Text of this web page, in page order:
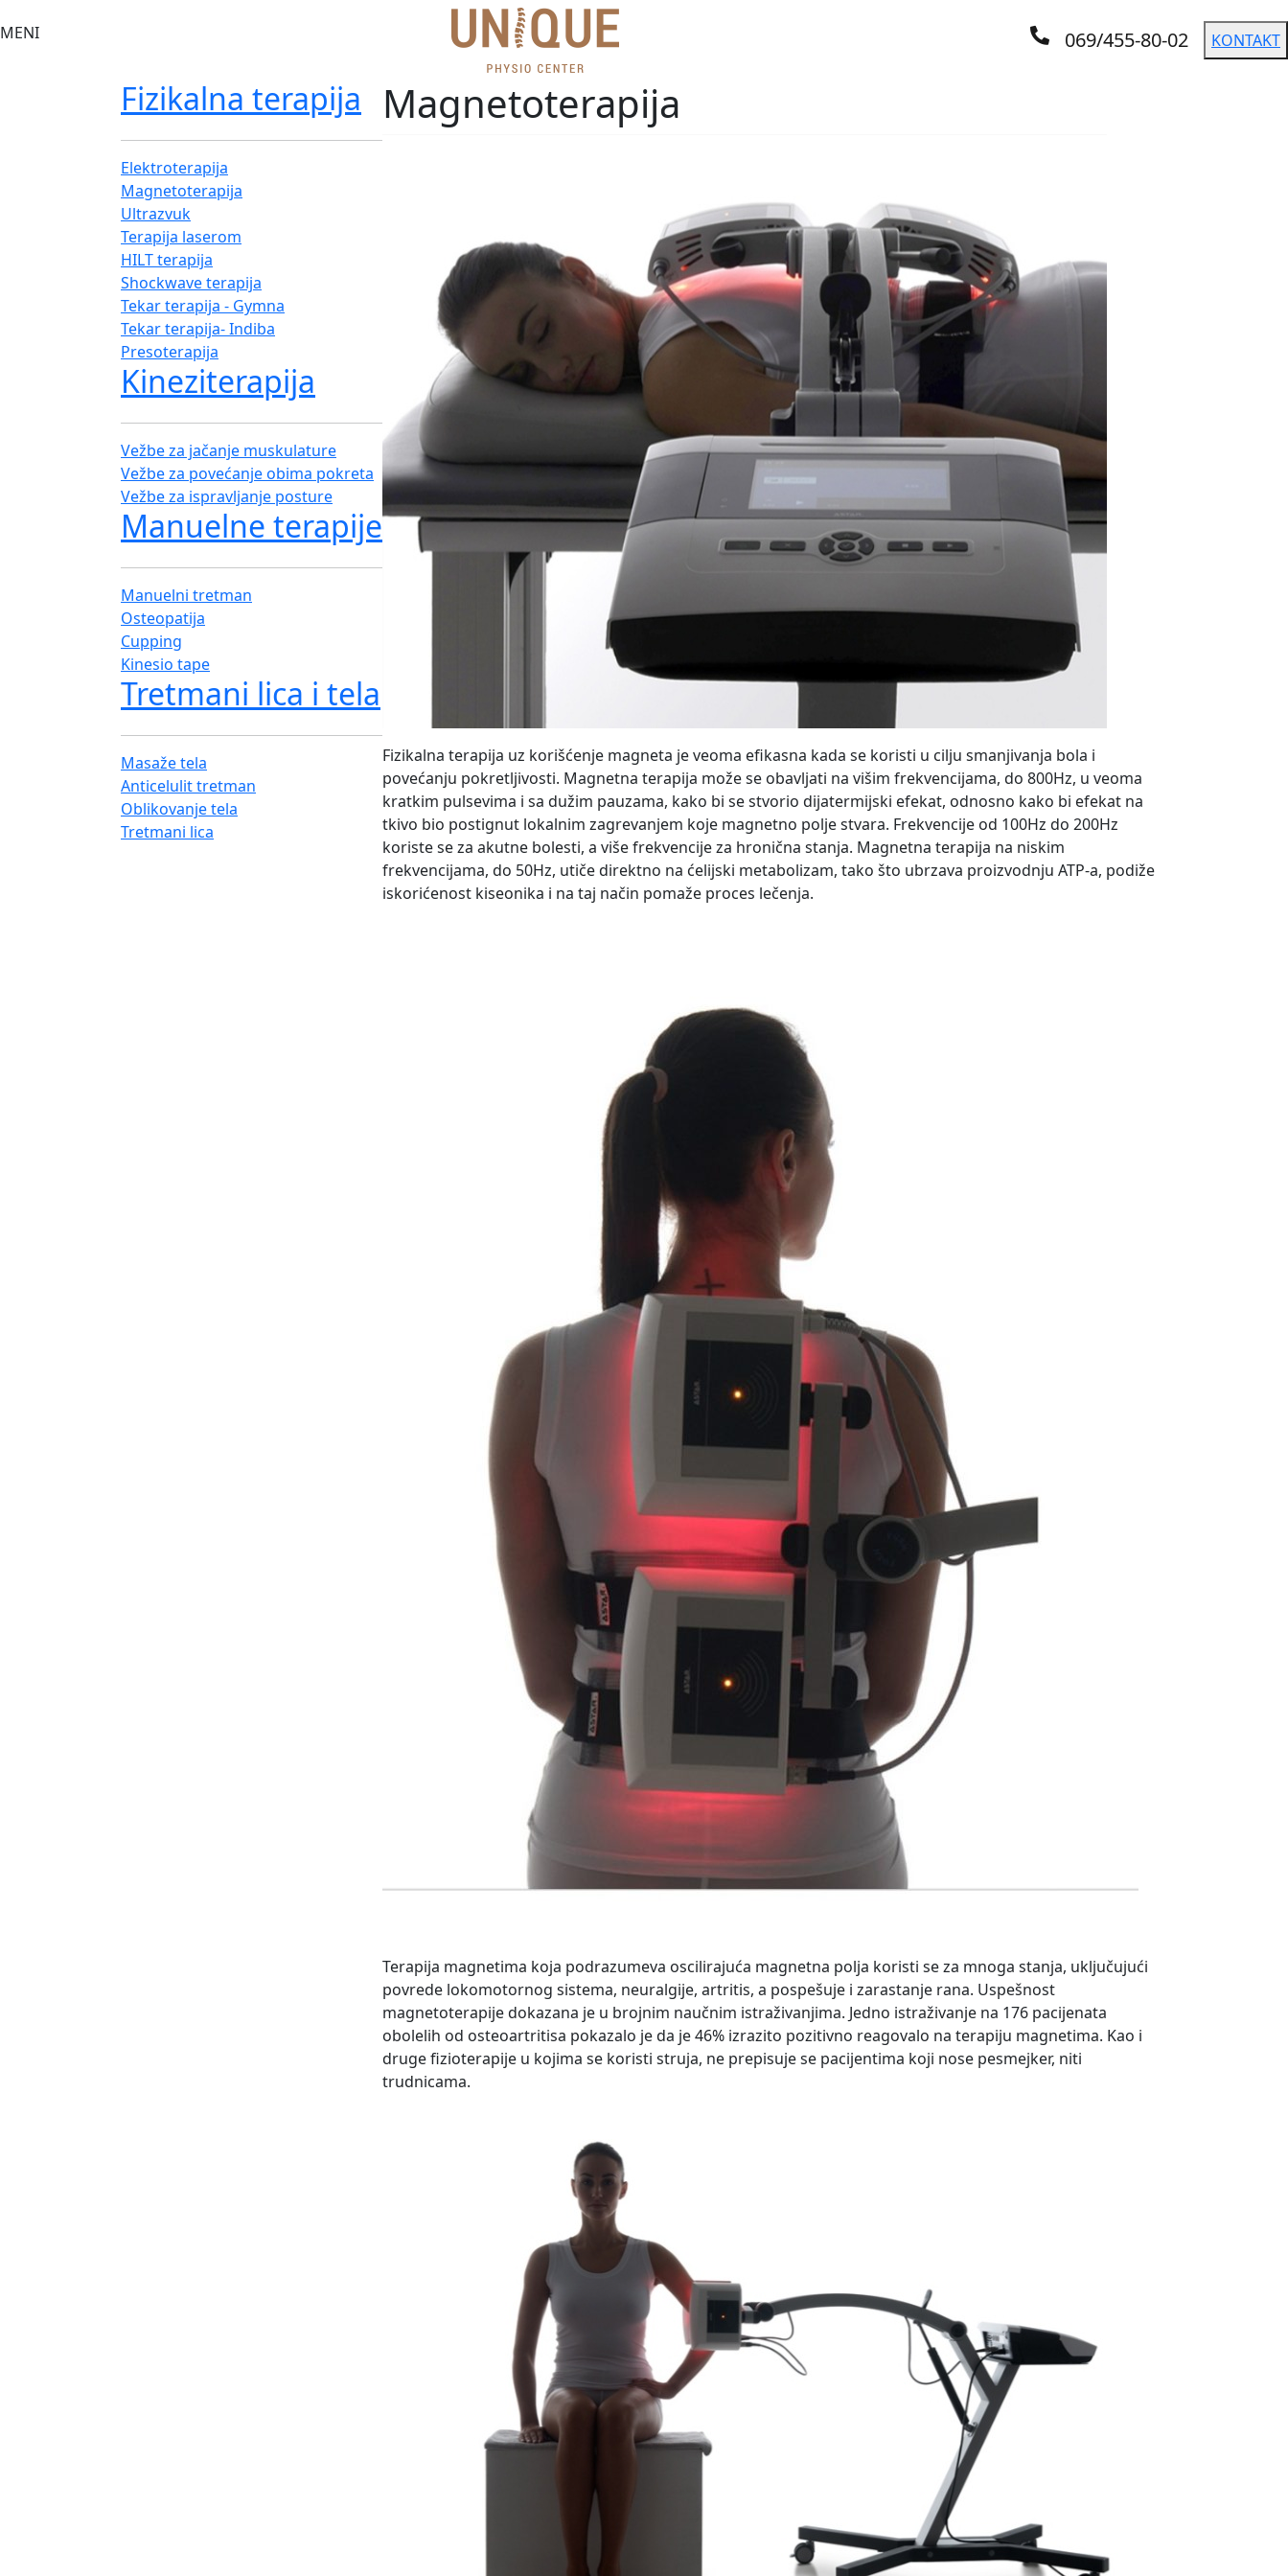
MENI 069/455-80-02 KONTAKT
Fizikalna terapija
Elektroterapija
Magnetoterapija
Ultrazvuk
Terapija laserom
HILT terapija
Shockwave terapija
Tekar terapija - Gymna
Tekar terapija- Indiba
Presoterapija
Kineziterapija
Vežbe za jačanje muskulature
Vežbe za povećanje obima pokreta
Vežbe za ispravljanje posture
Manuelne terapije
Manuelni tretman
Osteopatija
Cupping
Kinesio tape
Tretmani lica i tela
Masaže tela
Anticelulit tretman
Oblikovanje tela
Tretmani lica
Magnetoterapija
Fizikalna terapija uz korišćenje magneta je veoma efikasna kada se koristi u cilju smanjivanja bola i
povećanju pokretljivosti. Magnetna terapija može se obavljati na višim frekvencijama, do 800Hz, u veoma
kratkim pulsevima i sa dužim pauzama, kako bi se stvorio dijatermijski efekat, odnosno kako bi efekat na
tkivo bio postignut lokalnim zagrevanjem koje magnetno polje stvara. Frekvencije od 100Hz do 200Hz
koriste se za akutne bolesti, a više frekvencije za hronična stanja. Magnetna terapija na niskim
frekvencijama, do 50Hz, utiče direktno na ćelijski metabolizam, tako što ubrzava proizvodnju ATP-a, podiže
iskorićenost kiseonika i na taj način pomaže proces lečenja.
Terapija magnetima koja podrazumeva oscilirajuća magnetna polja koristi se za mnoga stanja, uključujući
povrede lokomotornog sistema, neuralgije, artritis, a pospešuje i zarastanje rana. Uspešnost
magnetoterapije dokazana je u brojnim naučnim istraživanjima. Jedno istraživanje na 176 pacijenata
obolelih od osteoartritisa pokazalo je da je 46% izrazito pozitivno reagovalo na terapiju magnetima. Kao i
druge fizioterapije u kojima se koristi struja, ne prepisuje se pacijentima koji nose pesmejker, niti
trudnicama.